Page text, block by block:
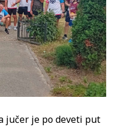
jučer je po deveti put